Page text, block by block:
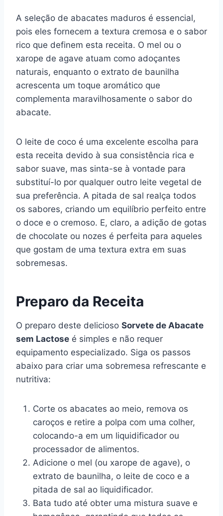
A seleção de abacates maduros é essencial,
pois eles fornecem a textura cremosa e o sabor
rico que definem esta receita. O mel ou o
xarope de agave atuam como adoçantes
naturais, enquanto o extrato de baunilha
acrescenta um toque aromático que
complementa maravilhosamente o sabor do
abacate.
O leite de coco é uma excelente escolha para
esta receita devido à sua consistência rica e
sabor suave, mas sinta-se à vontade para
substituí-lo por qualquer outro leite vegetal de
sua preferência. A pitada de sal realça todos
os sabores, criando um equilíbrio perfeito entre
o doce e o cremoso. E, claro, a adição de gotas
de chocolate ou nozes é perfeita para aqueles
que gostam de uma textura extra em suas
sobremesas.
Preparo da Receita
O preparo deste delicioso Sorvete de Abacate
sem Lactose é simples e não requer
equipamento especializado. Siga os passos
abaixo para criar uma sobremesa refrescante e
nutritiva:
Corte os abacates ao meio, remova os
caroços e retire a polpa com uma colher,
colocando-a em um liquidificador ou
processador de alimentos.
Adicione o mel (ou xarope de agave), o
extrato de baunilha, o leite de coco e a
pitada de sal ao liquidificador.
Bata tudo até obter uma mistura suave e